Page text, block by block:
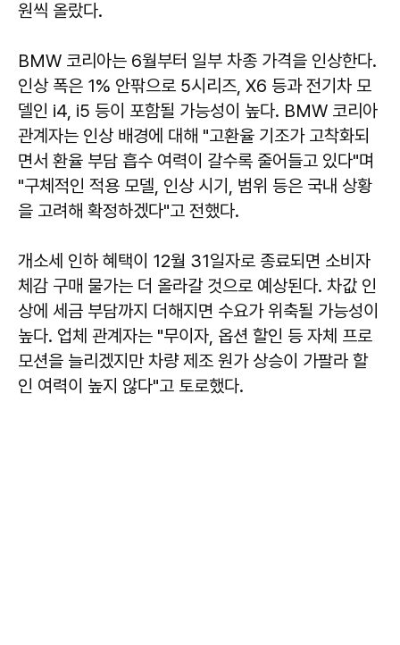
원씩 올랐다.
BMW 코리아는 6월부터 일부 차종 가격을 인상한다.
인상 폭은 1% 안팎으로 5시리즈, X6 등과 전기차 모
델인 i4, i5 등이 포함될 가능성이 높다. BMW 코리아
관계자는 인상 배경에 대해 "고환율 기조가 고착화되
면서 환율 부담 흡수 여력이 갈수록 줄어들고 있다"며
"구체적인 적용 모델, 인상 시기, 범위 등은 국내 상황
을 고려해 확정하겠다"고 전했다.
개소세 인하 혜택이 12월 31일자로 종료되면 소비자
체감 구매 물가는 더 올라갈 것으로 예상된다. 차값 인
상에 세금 부담까지 더해지면 수요가 위축될 가능성이
높다. 업체 관계자는 "무이자, 옵션 할인 등 자체 프로
모션을 늘리겠지만 차량 제조 원가 상승이 가팔라 할
인 여력이 높지 않다"고 토로했다.